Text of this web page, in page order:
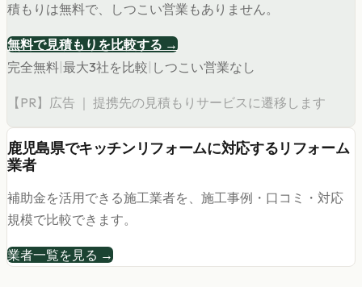
積もりは無料で、しつこい営業もありません。
無料で見積もりを比較する →
完全無料 最大3社を比較 しつこい営業なし
【PR】広告 ｜ 提携先の見積もりサービスに遷移します
鹿児島県でキッチンリフォームに対応するリフォーム
業者
補助金を活用できる施工業者を、施工事例・口コミ・対応
規模で比較できます。
業者一覧を見る →